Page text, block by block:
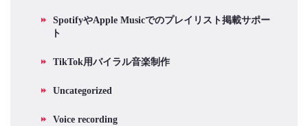
SpotifyやApple Musicでのプレイリスト掲載サポー
ト
TikTok用バイラル音楽制作
Uncategorized
Voice recording